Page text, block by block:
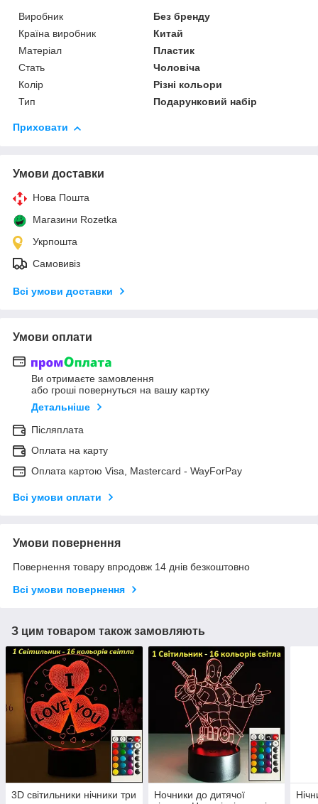
Виробник
Без бренду
Країна виробник
Китай
Матеріал
Пластик
Стать
Чоловіча
Колір
Різні кольори
Тип
Подарунковий набір
Приховати
Умови доставки
Нова Пошта
Магазини Rozetka
Укрпошта
Самовивіз
Всі умови доставки
Умови оплати
Ви отримаєте замовлення
або гроші повернуться на вашу картку
Детальніше
Післяплата
Оплата на карту
Оплата картою Visa, Mastercard - WayForPay
Всі умови оплати
Умови повернення
Повернення товару впродовж 14 днів безкоштовно
Всі умови повернення
З цим товаром також замовляють
3D світильники нічники три
Ночники до дитячої